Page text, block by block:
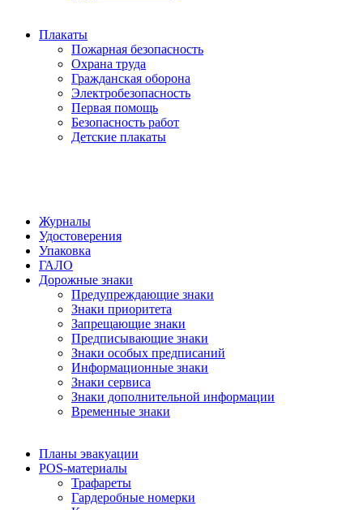
Плакаты
Пожарная безопасность
Охрана труда
Гражданская оборона
Электробезопасность
Первая помощь
Безопасность работ
Детские плакаты
Журналы
Удостоверения
Упаковка
ГАЛО
Дорожные знаки
Предупреждающие знаки
Знаки приоритета
Запрещающие знаки
Предписывающие знаки
Знаки особых предписаний
Информационные знаки
Знаки сервиса
Знаки дополнительной информации
Временные знаки
Планы эвакуации
POS-материалы
Трафареты
Гардеробные номерки